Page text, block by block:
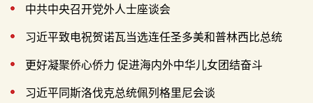
中共中央召开党外人士座谈会
习近平致电祝贺诺瓦当选连任圣多美和普林西比总统
更好凝聚侨心侨力 促进海内外中华儿女团结奋斗
习近平同斯洛伐克总统佩列格里尼会谈